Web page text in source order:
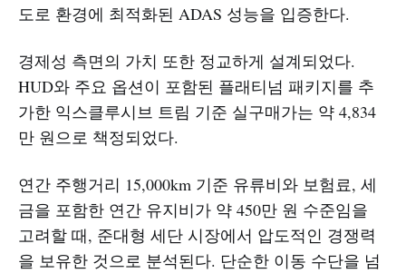
도로 환경에 최적화된 ADAS 성능을 입증한다.
경제성 측면의 가치 또한 정교하게 설계되었다.
HUD와 주요 옵션이 포함된 플래티넘 패키지를 추
가한 익스클루시브 트림 기준 실구매가는 약 4,834
만 원으로 책정되었다.
연간 주행거리 15,000km 기준 유류비와 보험료, 세
금을 포함한 연간 유지비가 약 450만 원 수준임을
고려할 때, 준대형 세단 시장에서 압도적인 경쟁력
을 보유한 것으로 분석된다. 단순한 이동 수단을 넘